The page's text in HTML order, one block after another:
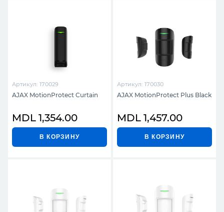
Артикул: 170029
AJAX MotionProtect Curtain
MDL 1,354.00
В КОРЗИНУ
Артикул: 170030
AJAX MotionProtect Plus Black
MDL 1,457.00
В КОРЗИНУ